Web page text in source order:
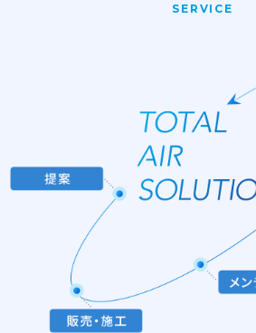
新発売 EN規格 H14クラスHEPAフィルタ
2024年10月18日
オンラインショップで過酢酸除菌剤を販売
2024年10月01日
札幌支店 開設のお知らせ
2024年10月01日
SERVICE